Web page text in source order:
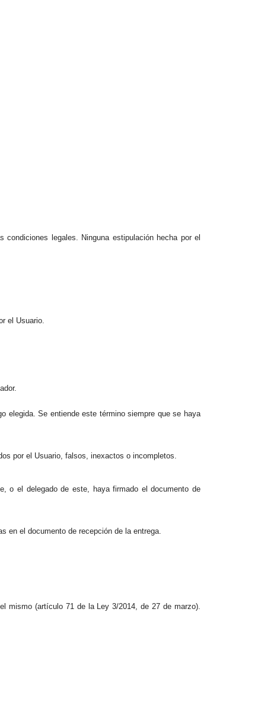
legales. Ninguna estipulación hecha por el
el Usuario.
elegida. Se entiende este término siempre que se haya
por el Usuario, falsos, inexactos o incompletos.
o el delegado de este, haya firmado el documento de
en el documento de recepción de la entrega.
mismo (artículo 71 de la Ley 3/2014, de 27 de marzo).